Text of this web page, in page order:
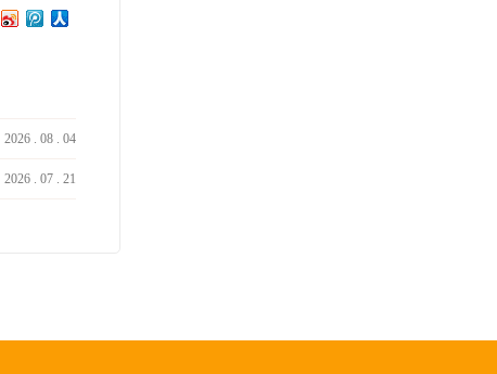
2026 . 08 . 04
2026 . 07 . 21